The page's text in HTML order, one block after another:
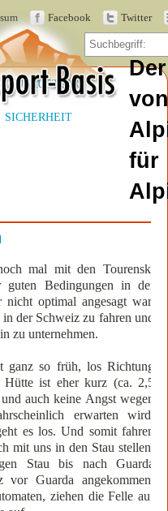
von
für
Facebook Twitter
AUSRÜSTUNG
SICHERHEIT
mal mit den Tourenski
Bedingungen in der
optimal angesagt war,
der Schweiz zu fahren und
zu unternehmen.
ganz so früh, los Richtung
ist eher kurz (ca. 2,5
auch keine Angst wegen
erwarten wird.
es los. Und somit fahren
mit uns in den Stau stellen,
Stau bis nach Guarda
Guarda angekommen,
ziehen die Felle auf